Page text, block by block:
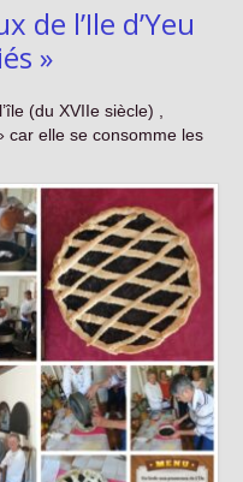
de l’Ile d’Yeu
»
(du XVIIe siècle) ,
car elle se consomme les